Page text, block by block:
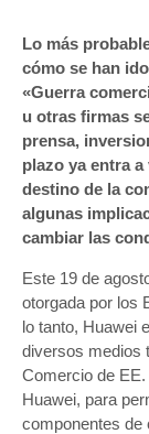
Lo más
cómo se han
«Guerra
u otras firmas
prensa,
plazo ya entra
destino de la
algunas
cambiar las
Este 19 de
otorgada por los
lo tanto, Huawei
diversos medios
Comercio de
Huawei, para
componentes de